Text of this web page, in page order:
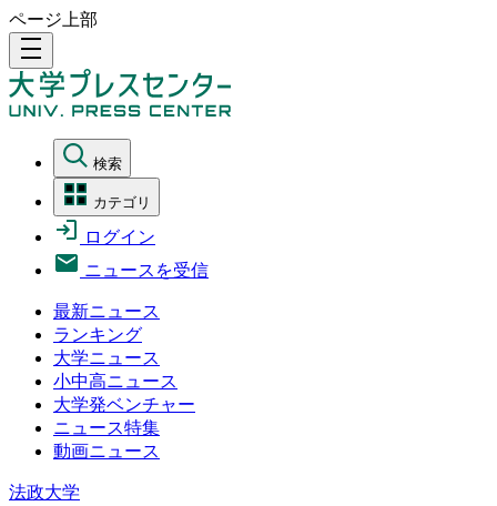
ページ上部
density_medium
検索
カテゴリ
ログイン
ニュースを受信
最新ニュース
ランキング
大学ニュース
小中高ニュース
大学発ベンチャー
ニュース特集
動画ニュース
法政大学